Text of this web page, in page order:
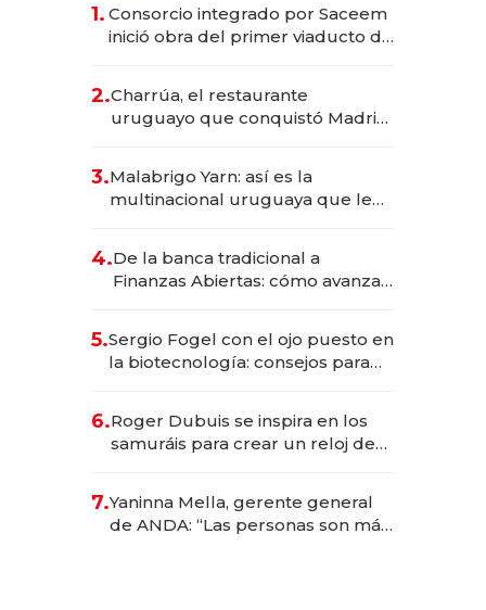
1. Consorcio integrado por Saceem
inició obra del primer viaducto de
millones
2.Charrúa, el restaurante
uruguayo que conquistó Madrid:
anticipación y prepara apertura
3.Malabrigo Yarn: así es la
multinacional uruguaya que le
4.De la banca tradicional a
Finanzas Abiertas: cómo avanza
5.Sergio Fogel con el ojo puesto en
la biotecnología: consejos para
6.Roger Dubuis se inspira en los
samuráis para crear un reloj de
7.Yaninna Mella, gerente general
de ANDA: “Las personas son más